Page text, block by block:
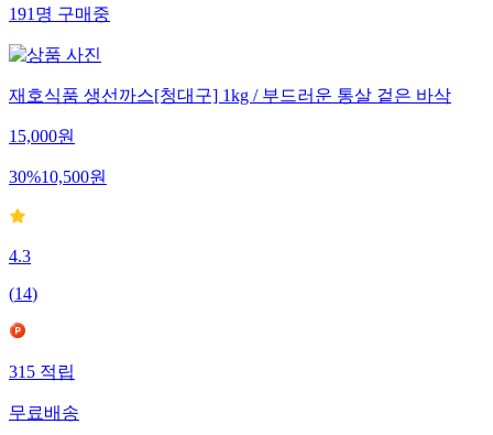
191명구매중
재호식품 생선까스[청대구] 1kg / 부드러운 통살 겉은 바삭
15,000원
30%10,500원
4.3
(14)
315적립
무료배송